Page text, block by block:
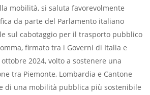
mobilità, si saluta favorevolmente
da parte del Parlamento italiano
sul cabotaggio per il trasporto pubblico
firmato tra i Governi di Italia e
2024, volto a sostenere una
tra Piemonte, Lombardia e Cantone
di una mobilità pubblica più sostenibile